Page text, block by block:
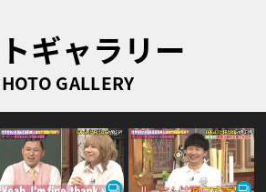
ギャラリー
GALLERY